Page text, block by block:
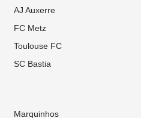
AJ Auxerre
FC Metz
Toulouse FC
SC Bastia
Marquinhos